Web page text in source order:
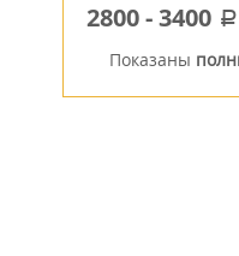
2800-3400 a
Показаны